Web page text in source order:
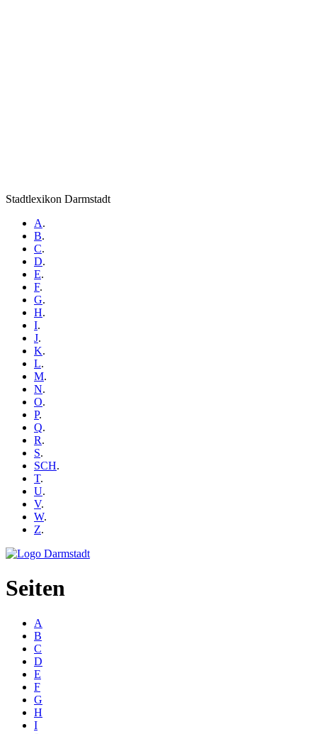
Stadtlexikon Darmstadt
A.
B.
C.
D.
E.
F.
G.
H.
I.
J.
K.
L.
M.
N.
O.
P.
Q.
R.
S.
SCH.
T.
U.
V.
W.
Z.
Seiten
A
B
C
D
E
F
G
H
I